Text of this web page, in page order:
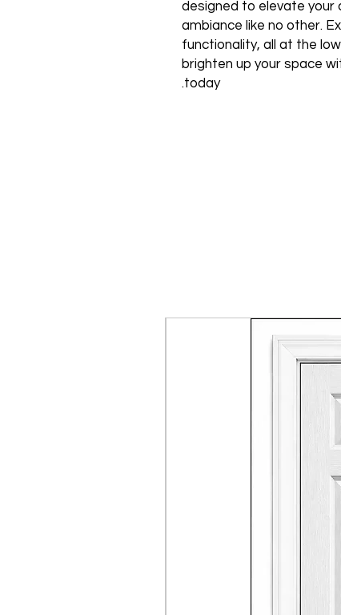
designed to elevate your
ambiance like no other.
functionality, all at the
brighten up your space
today.